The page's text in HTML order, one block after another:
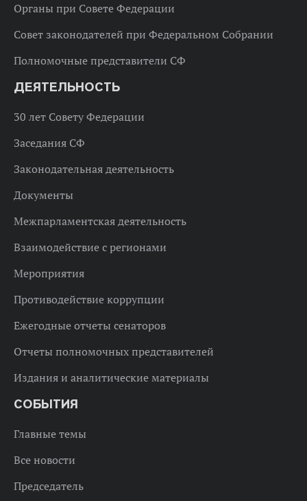
Органы при Совете Федерации
Совет законодателей при Федеральном Собрании
Полномочные представители СФ
ДЕЯТЕЛЬНОСТЬ
30 лет Совету Федерации
Заседания СФ
Законодательная деятельность
Документы
Межпарламентская деятельность
Взаимодействие с регионами
Мероприятия
Противодействие коррупции
Ежегодные отчеты сенаторов
Отчеты полномочных представителей
Издания и аналитические материалы
СОБЫТИЯ
Главные темы
Все новости
Председатель